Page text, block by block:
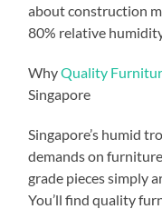
about construction
80% relative
WhyQuality
Singapore
Singapore’s humid
demands on
grade pieces simply
You’ll find quality